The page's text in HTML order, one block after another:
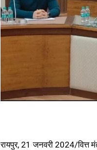
रायपुर, 21 जनवरी 2024/वित्त